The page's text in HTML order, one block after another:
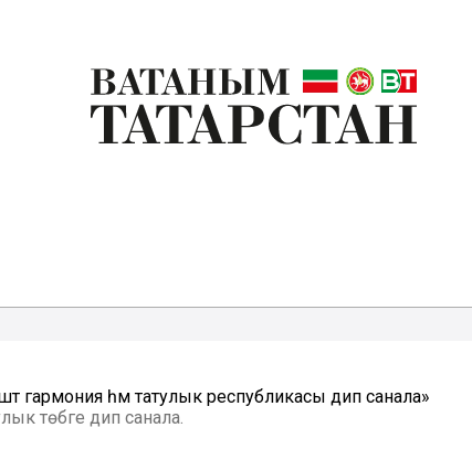
гармония һәм татулык республикасы дип санала»
төбәге дип санала.